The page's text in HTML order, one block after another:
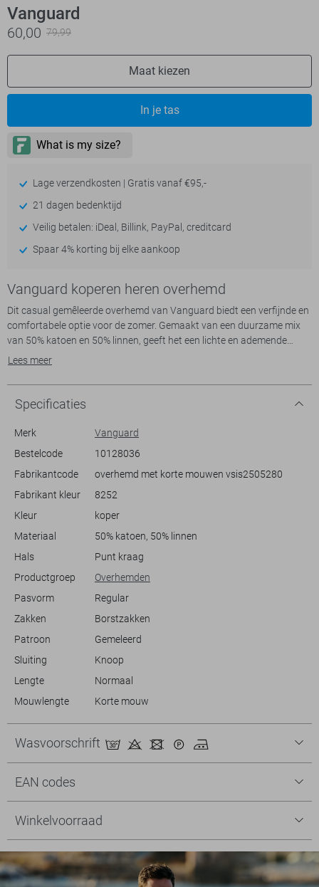
Vanguard
60,00 79,99
Maat kiezen
In je tas
Lage verzendkosten | Gratis vanaf €95,-
21 dagen bedenktijd
Veilig betalen: iDeal, Billink, PayPal, creditcard
Spaar 4% korting bij elke aankoop
Vanguard koperen heren overhemd
Dit casual gemêleerde overhemd van Vanguard biedt een verfijnde en
comfortabele optie voor de zomer. Gemaakt van een duurzame mix
van 50% katoen en 50% linnen, geeft het een lichte en ademende
ervaring. De regular fit en de klassieke puntkraag maken het een
borstzakken dragen bij aan de relaxed uitstraling, ideaal voor zowel
een ontspannen dagje uit als een informele werksetting.
De natuurlijke tinten van dit gemêleerde Vanguard overhemd zorgen
voor makkelijke combinaties met andere kledingstukken. Denk
uitstraling, of juist met een chino voor een wat nettere look. Dankzij de
knoopsluiting is het overhemd eenvoudig te dragen en geeft het altijd
een verzorgde indruk. Perfect voor zomerse dagen, of je nu een
Met zijn stijlvolle eenvoud is dit overhemd een veelzijdige keuze voor je
dagelijkse outfits.
Lees meer
Specificaties
Merk
Vanguard
Bestelcode
10128036
Fabrikantcode
overhemd met korte mouwen vsis2505280
Fabrikant kleur
8252
Kleur
koper
Materiaal
50% katoen, 50% linnen
Hals
Punt kraag
Productgroep
Overhemden
Pasvorm
Regular
Zakken
Borstzakken
Patroon
Gemeleerd
Sluiting
Knoop
Lengte
Normaal
Mouwlengte
Korte mouw
Wasvoorschrift
EAN codes
Winkelvoorraad